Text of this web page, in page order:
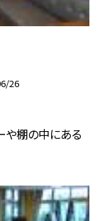
26
や棚の中にある